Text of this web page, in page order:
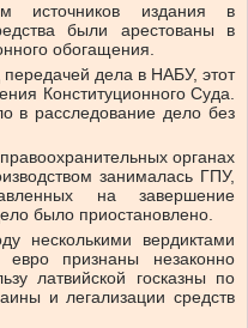
издания в
были арестованы в
обогащения.
дела в НАБУ, этот
Конституционного Суда.
в расследование дело без
органах
занималась ГПУ,
на завершение
было приостановлено.
несколькими вердиктами
признаны незаконно
латвийской госказны по
и легализации средств